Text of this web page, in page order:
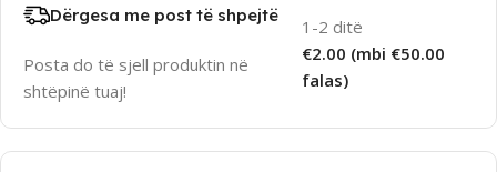
Dërgesa me post të shpejtë
Posta do të sjell produktin në
shtëpinë tuaj!
1-2 ditë
€2.00 (mbi €50.00
falas)